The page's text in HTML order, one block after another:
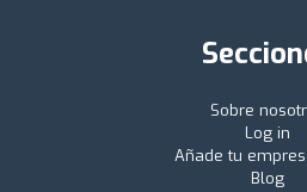
Sobre
Log in
Añade tu
Blog